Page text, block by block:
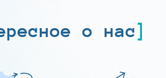
о нас